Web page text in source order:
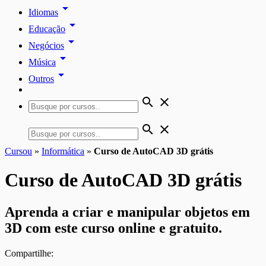
Idiomas arrow_drop_down
Educação arrow_drop_down
Negócios arrow_drop_down
Música arrow_drop_down
Outros arrow_drop_down
search close
search close
Cursou » Informática » Curso de AutoCAD 3D grátis
Curso de AutoCAD 3D grátis
Aprenda a criar e manipular objetos em
3D com este curso online e gratuito.
Compartilhe: